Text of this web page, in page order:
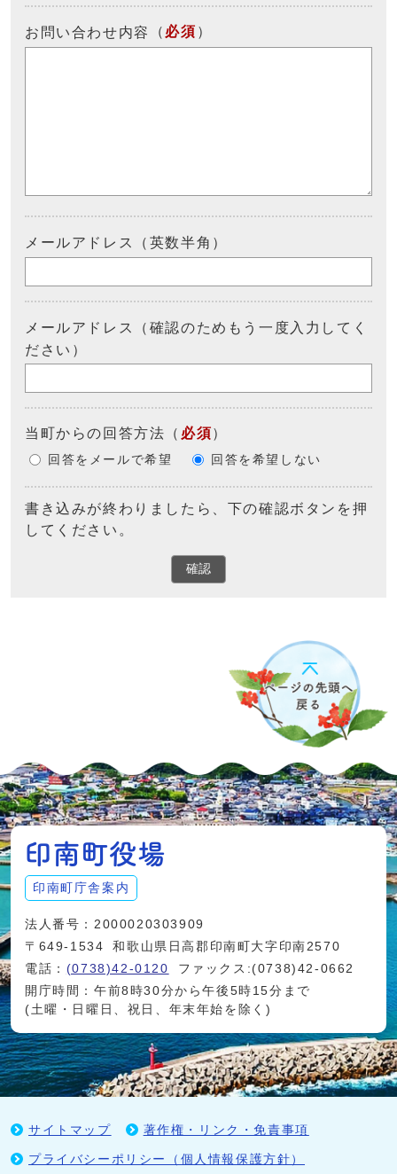
お問い合わせ内容 （ 必須 ）
メールアドレス（英数半角）
メールアドレス（確認のためもう一度入力してく
ださい）
当町からの回答方法 （ 必須）
回答をメールで希望 回答を希望しない
書き込みが終わりましたら、下の確認ボタンを押
してください。
確認
印南町庁舎案内
法人番号：2000020303909
〒649-1534
和歌山県日高郡印南町大字印南2570
電話： (0738)42-0120
ファックス:(0738)42-0662
開庁時間：午前8時30分から午後5時15分まで
(土曜・日曜日、祝日、年末年始を除く)
サイトマップ 著作権・リンク・免責事項
プライバシーポリシー（個人情報保護方針）